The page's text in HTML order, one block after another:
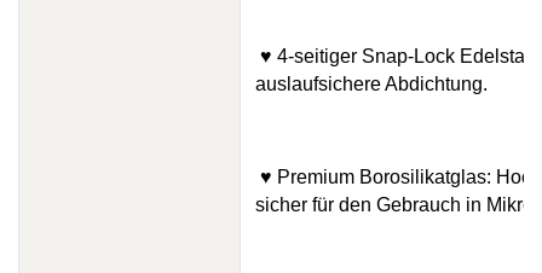
♥ 4-seitiger Snap-Lock
auslaufsichere Abdichtung.
♥ Premium Borosilikatglas:
sicher für den Gebrauch in